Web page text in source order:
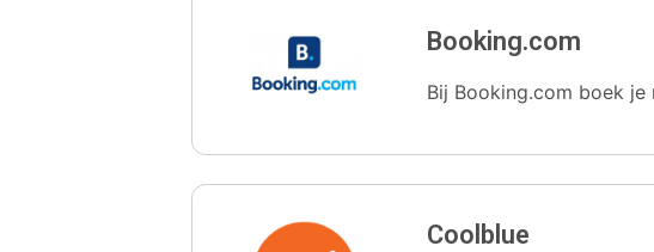
Booking.com
Bij Booking.com boek
Coolblue